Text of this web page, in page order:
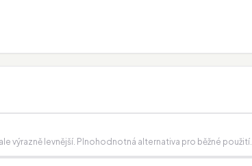
výrazně levnější. Plnohodnotná alternativa pro běžné použití.